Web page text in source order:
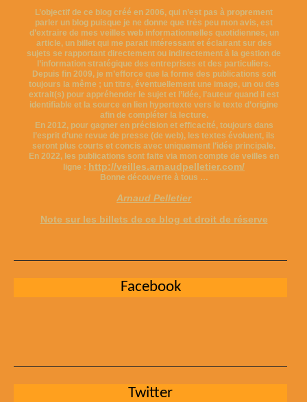
L’objectif de ce blog créé en 2006, qui n’est pas à proprement
parler un blog puisque je ne donne que très peu mon avis, est
d’extraire de mes veilles web informationnelles quotidiennes, un
article, un billet qui me parait intéressant et éclairant sur des
sujets se rapportant directement ou indirectement à la gestion de
l’information stratégique des entreprises et des particuliers.
Depuis fin 2009, je m’efforce que la forme des publications soit
toujours la même ; un titre, éventuellement une image, un ou des
extrait(s) pour appréhender le sujet et l’idée, l’auteur quand il est
identifiable et la source en lien hypertexte vers le texte d’origine
afin de compléter la lecture.
En 2012, pour gagner en précision et efficacité, toujours dans
l’esprit d’une revue de presse (de web), les textes évoluent, ils
seront plus courts et concis avec uniquement l’idée principale.
En 2022, les publications sont faite via mon compte de veilles en
ligne : http://veilles.arnaudpelletier.com/
Bonne découverte à tous …
Arnaud Pelletier
Note sur les billets de ce blog et droit de réserve
Facebook
Twitter